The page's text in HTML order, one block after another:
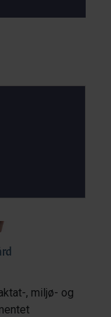
, miljø- og